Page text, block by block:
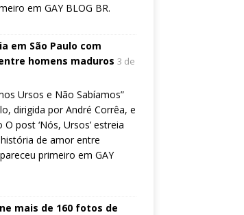
em GAY BLOG BR.
em São Paulo com
homens maduros 3 de
Ursos e Não Sabíamos”
dirigida por André Corrêa, e
post ‘Nós, Ursos’ estreia
de amor entre
primeiro em GAY
mais de 160 fotos de